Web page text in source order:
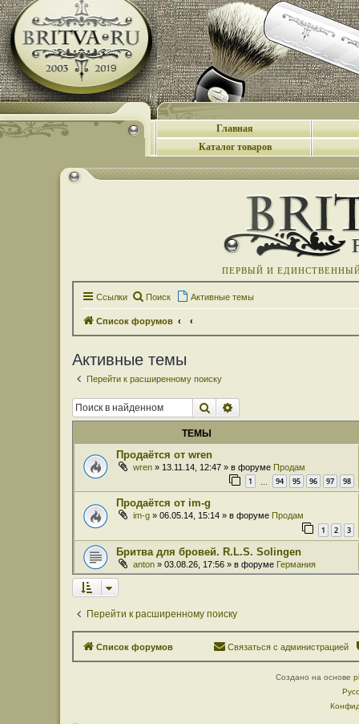
Главная
Каталог товаров
ПЕРВЫЙ И
Ссылки Поиск Активные темы
Список форумов
Активные темы
Перейти к расширенному поиску
Поиск
ТЕМЫ
Продаётся от wren
wren » 13.11.14, 12:47 » в форуме Продам
1 94 95 96 97 98
Продаётся от im-g
im-g » 06.05.14, 15:14 » в форуме Продам
1 2 3
Бритва для бровей. R.L.S. Solingen
anton » 03.08.26, 17:56 » в форуме Германия
Перейти к расширенному поиску
Список форумов Связаться с администрацией
Создано на основе